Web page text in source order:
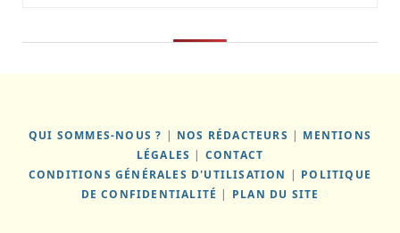
QUI SOMMES-NOUS ? | NOS RÉDACTEURS | MENTIONS
LÉGALES | CONTACT
CONDITIONS GÉNÉRALES D'UTILISATION | POLITIQUE
DE CONFIDENTIALITÉ | PLAN DU SITE